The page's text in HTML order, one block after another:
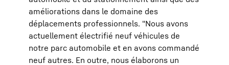
améliorations dans le domaine des
déplacements professionnels. "Nous avons
actuellement électrifié neuf véhicules de
notre parc automobile et en avons commandé
neuf autres. En outre, nous élaborons un